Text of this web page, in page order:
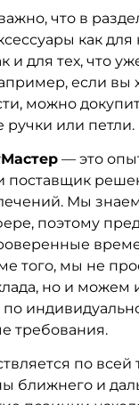
что в
как для
и для тех, что
если вы
можно
или петли.
— это
поставщик
Мы
поэтому
того, мы не
но и можем
требования.
по всей
ближнего и